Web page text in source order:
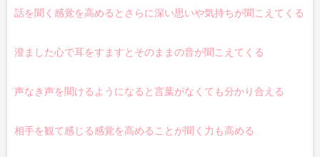
話を聞く感覚を高めるとさらに深い思いや気持ちが聞こえてくる
澄ました心で耳をすますとそのままの音が聞こえてくる
声なき声を聞けるようになると言葉がなくても分かり合える
相手を観て感じる感覚を高めることが聞く力も高める